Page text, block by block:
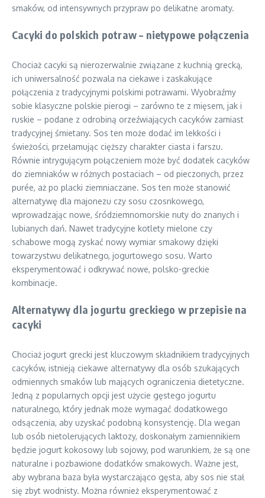
smaków, od intensywnych przypraw po delikatne aromaty.
Cacyki do polskich potraw – nietypowe połączenia
Chociaż cacyki są nierozerwalnie związane z kuchnią grecką,
ich uniwersalność pozwala na ciekawe i zaskakujące
połączenia z tradycyjnymi polskimi potrawami. Wyobraźmy
sobie klasyczne polskie pierogi – zarówno te z mięsem, jak i
ruskie – podane z odrobiną orzeźwiających cacyków zamiast
tradycyjnej śmietany. Sos ten może dodać im lekkości i
świeżości, przełamując cięższy charakter ciasta i farszu.
Równie intrygującym połączeniem może być dodatek cacyków
do ziemniaków w różnych postaciach – od pieczonych, przez
purée, aż po placki ziemniaczane. Sos ten może stanowić
alternatywę dla majonezu czy sosu czosnkowego,
wprowadzając nowe, śródziemnomorskie nuty do znanych i
lubianych dań. Nawet tradycyjne kotlety mielone czy
schabowe mogą zyskać nowy wymiar smakowy dzięki
towarzystwu delikatnego, jogurtowego sosu. Warto
eksperymentować i odkrywać nowe, polsko-greckie
kombinacje.
Alternatywy dla jogurtu greckiego w przepisie na
cacyki
Chociaż jogurt grecki jest kluczowym składnikiem tradycyjnych
cacyków, istnieją ciekawe alternatywy dla osób szukających
odmiennych smaków lub mających ograniczenia dietetyczne.
Jedną z popularnych opcji jest użycie gęstego jogurtu
naturalnego, który jednak może wymagać dodatkowego
odsączenia, aby uzyskać podobną konsystencję. Dla wegan
lub osób nietolerujących laktozy, doskonałym zamiennikiem
będzie jogurt kokosowy lub sojowy, pod warunkiem, że są one
naturalne i pozbawione dodatków smakowych. Ważne jest,
aby wybrana baza była wystarczająco gęsta, aby sos nie stał
się zbyt wodnisty. Można również eksperymentować z